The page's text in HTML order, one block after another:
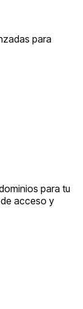
para
para tu
acceso y